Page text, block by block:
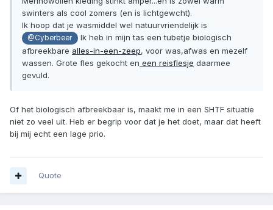
swinters als cool zomers (en is lichtgewcht).
Ik hoop dat je wasmiddel wel natuurvriendelijk is
@Cyberbeer
Ik heb in mijn tas een tubetje biologisch
afbreekbare alles-in-een-zeep, voor was,afwas en mezelf
wassen. Grote fles gekocht en een reisflesje daarmee
gevuld.
Of het biologisch afbreekbaar is, maakt me in een SHTF situatie
niet zo veel uit. Heb er begrip voor dat je het doet, maar dat heeft
bij mij echt een lage prio.
Quote